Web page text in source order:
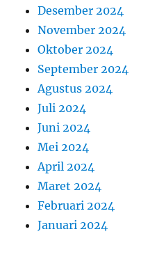
Desember 2024
November 2024
Oktober 2024
September 2024
Agustus 2024
Juli 2024
Juni 2024
Mei 2024
April 2024
Maret 2024
Februari 2024
Januari 2024